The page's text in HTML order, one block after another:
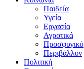
Παιδεία
Υγεία
Εργασία
Αγροτικά
Προσφυγικό
Περιβάλλον
Πολιτική